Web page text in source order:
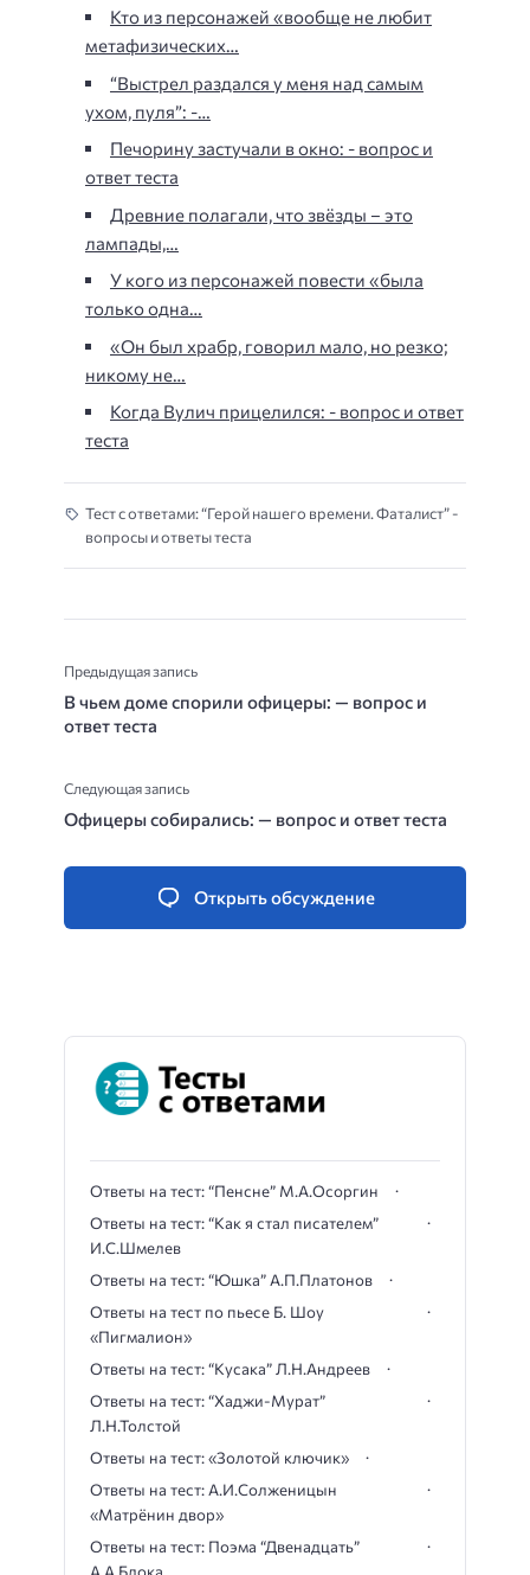
Кто из персонажей «вообще не любит
метафизических…
“Выстрел раздался у меня над самым
ухом, пуля”: -…
Печорину застучали в окно: - вопрос и
ответ теста
Древние полагали, что звёзды – это
лампады,…
У кого из персонажей повести «была
только одна…
«Он был храбр, говорил мало, но резко;
никому не…
Когда Вулич прицелился: - вопрос и ответ
теста
Тест с ответами: “Герой нашего времени. Фаталист” -
вопросы и ответы теста
Предыдущая запись
В чьем доме спорили офицеры: — вопрос и
ответ теста
Следующая запись
Офицеры собирались: — вопрос и ответ теста
Открыть обсуждение
Ответы на тест: “Пенсне” М.А.Осоргин
Ответы на тест: “Как я стал писателем”
И.С.Шмелев
Ответы на тест: “Юшка” А.П.Платонов
Ответы на тест по пьесе Б. Шоу
«Пигмалион»
Ответы на тест: “Кусака” Л.Н.Андреев
Ответы на тест: “Хаджи-Мурат”
Л.Н.Толстой
Ответы на тест: «Золотой ключик»
Ответы на тест: А.И.Солженицын
«Матрёнин двор»
Ответы на тест: Поэма “Двенадцать”